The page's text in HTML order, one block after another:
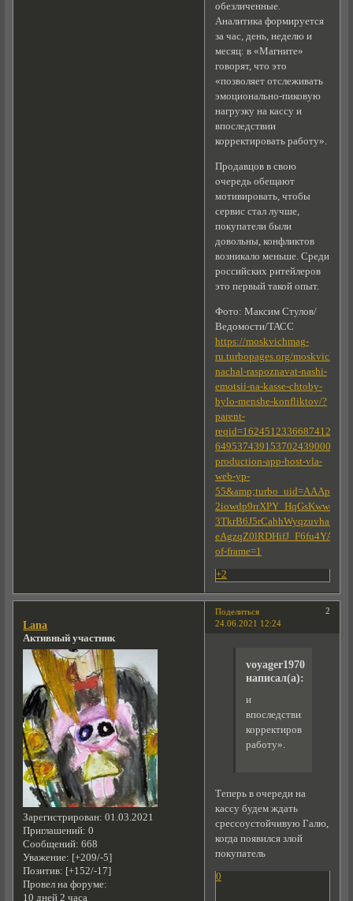
обезличенные.
Аналитика формируется
за час, день, неделю и
месяц: в «Магните»
говорят, что это
«позволяет отслеживать
эмоционально-пиковую
нагрузку на кассу и
впоследствии
корректировать работу».
Продавцов в свою
очередь обещают
мотивировать, чтобы
сервис стал лучше,
покупатели были
довольны, конфликтов
возникало меньше. Среди
российских ритейлеров
это первый такой опыт.
Фото: Максим Стулов/
Ведомости/ТАСС
https://moskvichmag-
ru.turbopages.org/
nachal-raspoznavat-nashi-
emotsii-na-kasse-chtoby-
bylo-menshe-konfliktov/?
parent-
reqid=1624512336687412-
649537439153702439000334-
production-app-host-vla-
web-yp-
2iowdp9rrXPY_HqGsKwwoxN-
3TkrB6J5rCahhWyqzuvha-
of-frame=1
+2
Поделиться
2
24.06.2021 12:24
Lana
Активный участник
Зарегистрирован: 01.03.2021
Приглашений: 0
Сообщений: 668
Уважение: [+209/-5]
Позитив: [+152/-17]
Провел на форуме:
10 дней 2 часа
voyager1970
написал(а):
и
впоследствии
корректировать
работу».
Теперь в очереди на
кассу будем ждать
срессоустойчивую Галю,
когда появился злой
покупатель
0